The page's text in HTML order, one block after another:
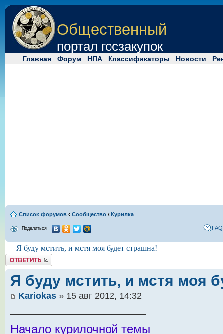
Общественный
портал госзакупок
Главная Форум НПА Классификаторы Новости
Список форумов ‹ Сообщество ‹ Курилка
Поделиться FAQ
Я буду мстить, и мстя моя будет страшна!
Комментировать
Я буду мстить, и мстя моя
Kariokas » 15 авг 2012, 14:32
────────────────
Начало курилочной темы